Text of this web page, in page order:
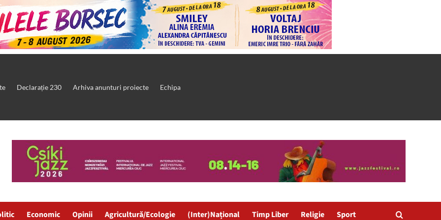
Declarație 230 Arhiva anunturi proiecte Echipa
Economic Opinii Agricultură/Ecologie (Inter)Național Timp Liber Religie Sport